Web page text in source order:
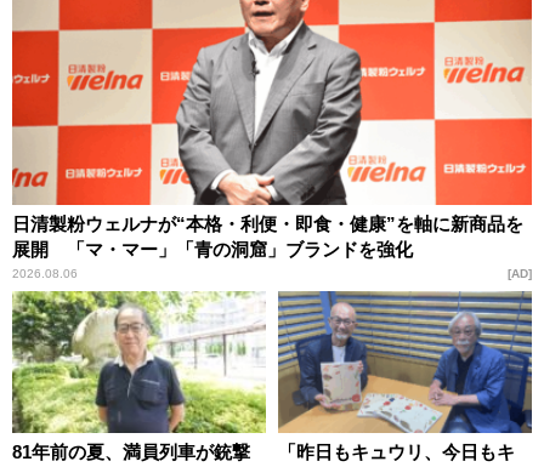
日清製粉ウェルナが“本格・利便・即食・健康”を軸に新商品を
展開 「マ・マー」「青の洞窟」ブランドを強化
2026.08.06 AD
81年前の夏、満員列車が銃撃
「昨日もキュウリ、今日もキ